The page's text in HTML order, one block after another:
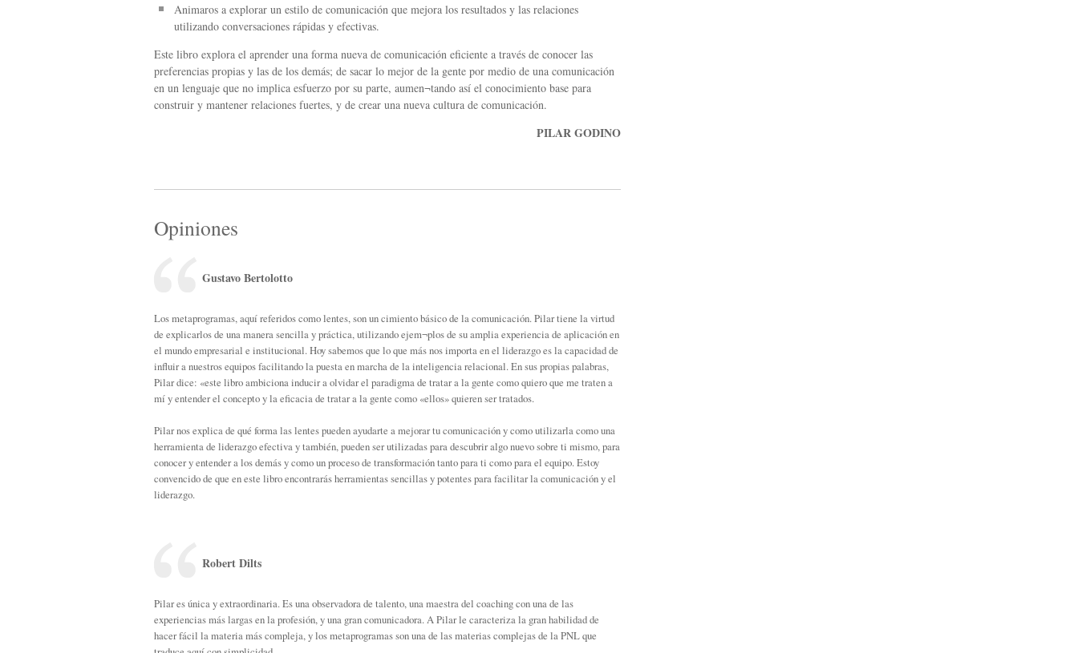
Animaros a explorar un estilo de comunicación que mejora los resultados y las relaciones
utilizando conversaciones rápidas y efectivas.
Este libro explora el aprender una forma nueva de comunicación eficiente a través de conocer las
preferencias propias y las de los demás; de sacar lo mejor de la gente por medio de una comunicación
en un lenguaje que no implica esfuerzo por su parte, aumen¬tando así el conocimiento base para
construir y mantener relaciones fuertes, y de crear una nueva cultura de comunicación.
PILAR GODINO
Opiniones
Gustavo Bertolotto
Los metaprogramas, aquí referidos como lentes, son un cimiento básico de la comunicación. Pilar tiene la virtud
de explicarlos de una manera sencilla y práctica, utilizando ejem¬plos de su amplia experiencia de aplicación en
el mundo empresarial e institucional. Hoy sabemos que lo que más nos importa en el liderazgo es la capacidad de
influir a nuestros equipos facilitando la puesta en marcha de la inteligencia relacional. En sus propias palabras,
Pilar dice: «este libro ambiciona inducir a olvidar el paradigma de tratar a la gente como quiero que me traten a
mí y entender el concepto y la eficacia de tratar a la gente como «ellos» quieren ser tratados.
Pilar nos explica de qué forma las lentes pueden ayudarte a mejorar tu comunicación y como utilizarla como una
herramienta de liderazgo efectiva y también, pueden ser utilizadas para descubrir algo nuevo sobre ti mismo, para
conocer y entender a los demás y como un proceso de transformación tanto para ti como para el equipo. Estoy
convencido de que en este libro encontrarás herramientas sencillas y potentes para facilitar la comunicación y el
liderazgo.
Robert Dilts
Pilar es única y extraordinaria. Es una observadora de talento, una maestra del coaching con una de las
experiencias más largas en la profesión, y una gran comunicadora. A Pilar le caracteriza la gran habilidad de
hacer fácil la materia más compleja, y los metaprogramas son una de las materias complejas de la PNL que